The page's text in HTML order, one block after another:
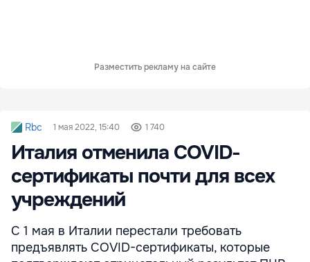
Разместить рекламу на сайте
Rbc 1 мая 2022, 15:40 1 740
Италия отменила COVID-
сертификаты почти для всех
учреждений
С 1 мая в Италии перестали требовать
предъявлять COVID-сертификаты, которые